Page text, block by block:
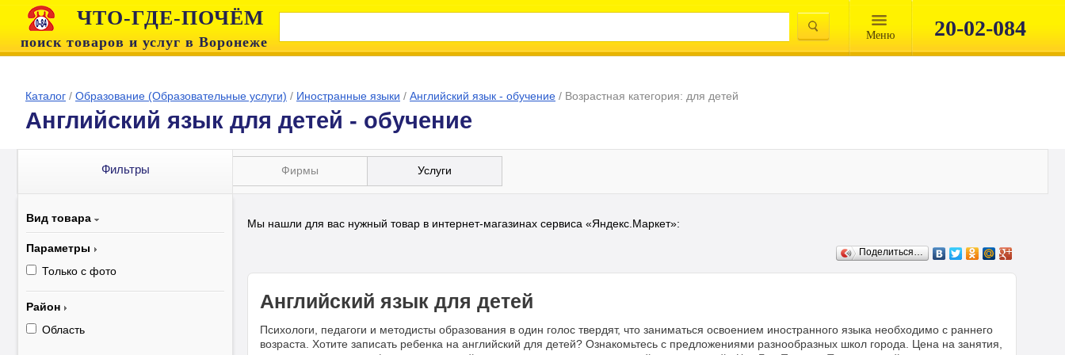
ЧТО-ГДЕ-ПОЧЁМ
поиск товаров и услуг в Воронеже Mеню 20-02-084
Каталог / Образование (Образовательные услуги) / Иностранные языки / Английский язык - обучение / Возрастная категория: для детей
Английский язык для детей - обучение
Фильтры Фирмы Услуги
Вид товара
Параметры
Только с фото
Район
Область
Мы нашли для вас нужный товар в интернет-магазинах сервиса «Яндекс.Маркет»:
Поделиться…
Английский язык для детей
Психологи, педагоги и методисты образования в один голос твердят, что заниматься освоением иностранного языка необходимо с раннего
возраста. Хотите записать ребенка на английский для детей? Ознакомьтесь с предложениями разнообразных школ города. Цена на занятия,